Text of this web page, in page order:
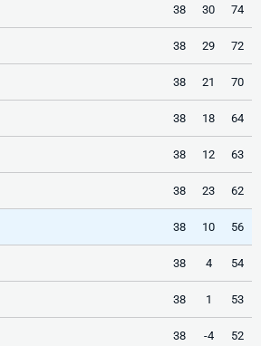
38 30 74
38 29 72
38 21 70
38 18 64
38 12 63
38 23 62
38 10 56
38 4 54
38 1 53
38 -4 52